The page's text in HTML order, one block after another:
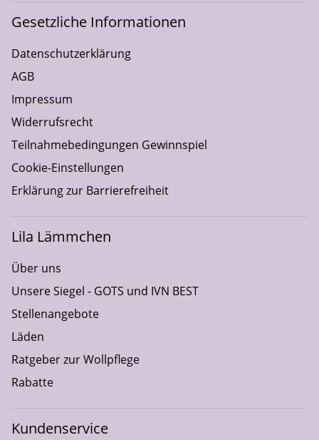
Gesetzliche Informationen
Datenschutzerklärung
AGB
Impressum
Widerrufsrecht
Teilnahmebedingungen Gewinnspiel
Cookie-Einstellungen
Erklärung zur Barrierefreiheit
Lila Lämmchen
Über uns
Unsere Siegel - GOTS und IVN BEST
Stellenangebote
Läden
Ratgeber zur Wollpflege
Rabatte
Kundenservice